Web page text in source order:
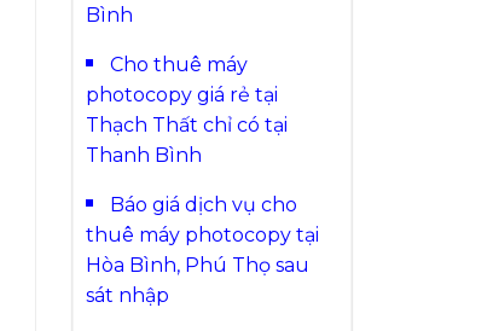
Bình
Cho thuê máy
photocopy giá rẻ tại
Thạch Thất chỉ có tại
Thanh Bình
Báo giá dịch vụ cho
thuê máy photocopy tại
Hòa Bình, Phú Thọ sau
sát nhập